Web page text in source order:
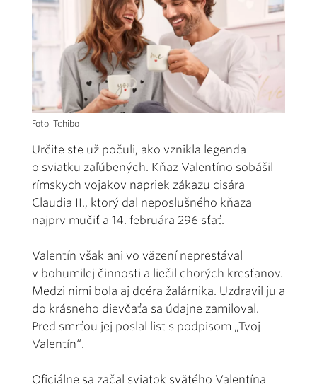
Foto: Tchibo
Určite ste už počuli, ako vznikla legenda
o sviatku zaľúbených. Kňaz Valentíno sobášil
rímskych vojakov napriek zákazu cisára
Claudia II., ktorý dal neposlušného kňaza
najprv mučiť a 14. februára 296 sťať.
Valentín však ani vo väzení neprestával
v bohumilej činnosti a liečil chorých kresťanov.
Medzi nimi bola aj dcéra žalárnika. Uzdravil ju a
do krásneho dievčaťa sa údajne zamiloval.
Pred smrťou jej poslal list s podpisom „Tvoj
Valentín“.
Oficiálne sa začal sviatok svätého Valentína